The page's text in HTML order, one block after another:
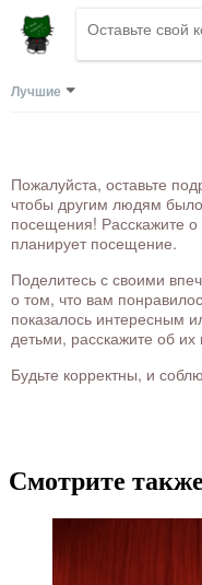
Лучшие
Пожалуйста, оставьте
чтобы другим людям
посещения! Расскажите о
планирует посещение.
Поделитесь с своими
о том, что вам
показалось интересным
детьми, расскажите об их
Будьте корректны, и
Смотрите